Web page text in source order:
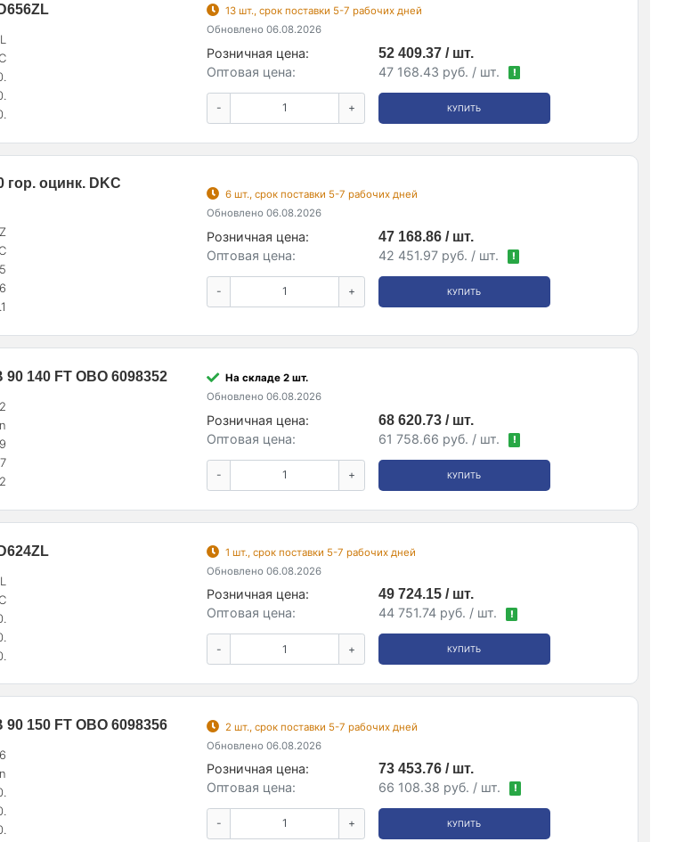
13 шт., срок поставки 5-7 рабочих дней
Обновлено 06.08.2026
Розничная цена:
52 409.37 / шт.
Оптовая цена:
47 168.43 руб. / шт. !
- + КУПИТЬ
гор. оцинк. DKC
6 шт., срок поставки 5-7 рабочих дней
Обновлено 06.08.2026
Розничная цена:
47 168.86 / шт.
Оптовая цена:
42 451.97 руб. / шт. !
- + КУПИТЬ
140 FT OBO 6098352
На складе 2 шт.
Обновлено 06.08.2026
Розничная цена:
68 620.73 / шт.
Оптовая цена:
61 758.66 руб. / шт. !
- + КУПИТЬ
1 шт., срок поставки 5-7 рабочих дней
Обновлено 06.08.2026
Розничная цена:
49 724.15 / шт.
Оптовая цена:
44 751.74 руб. / шт. !
- + КУПИТЬ
150 FT OBO 6098356
2 шт., срок поставки 5-7 рабочих дней
Обновлено 06.08.2026
Розничная цена:
73 453.76 / шт.
Оптовая цена:
66 108.38 руб. / шт. !
- + КУПИТЬ